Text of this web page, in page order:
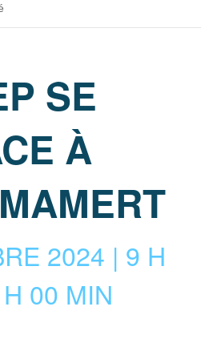
SE
À
2024 | 9 H
00 MIN